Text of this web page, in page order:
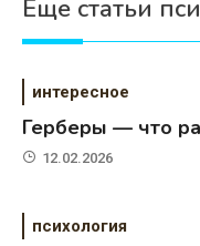
Еще статьи
интересное
Герберы — что
12.02.2026
психология